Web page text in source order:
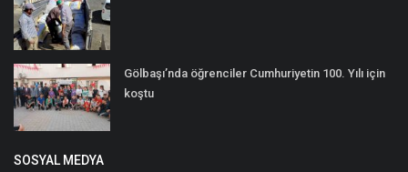
Gölbaşı’nda öğrenciler Cumhuriyetin 100. Yılı için
koştu
SOSYAL MEDYA